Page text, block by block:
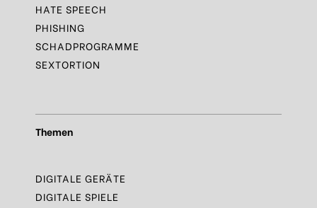
HATE SPEECH
PHISHING
SCHADPROGRAMME
SEXTORTION
Themen
DIGITALE GERÄTE
DIGITALE SPIELE